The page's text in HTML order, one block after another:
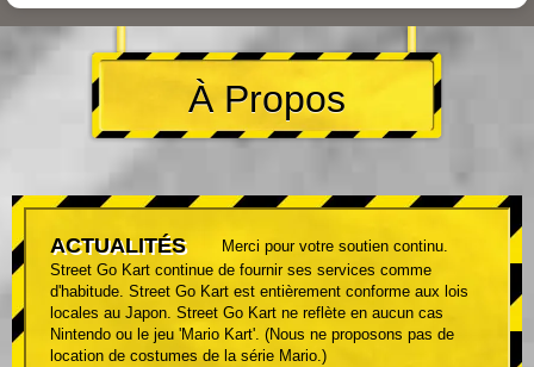
À Propos
ACTUALITÉS
Merci pour votre soutien continu.
Street Go Kart continue de fournir ses services comme
d'habitude. Street Go Kart est entièrement conforme aux lois
locales au Japon. Street Go Kart ne reflète en aucun cas
Nintendo ou le jeu 'Mario Kart'. (Nous ne proposons pas de
location de costumes de la série Mario.)